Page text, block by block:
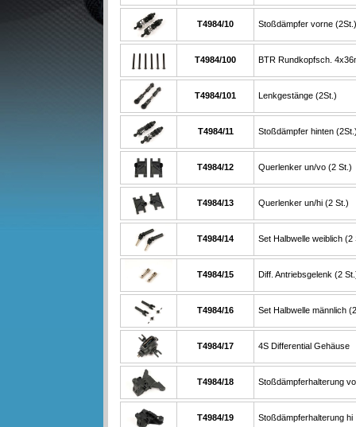
T4984/10 Stoßdämpfer vorne (2St.)
T4984/100 BTR Rundkopfsch.
T4984/101 Lenkgestänge (2St.)
T4984/11 Stoßdämpfer hinten
T4984/12 Querlenker un/vo (2 St.)
T4984/13 Querlenker un/hi (2 St.)
T4984/14 Set Halbwelle weiblich (2
T4984/15 Diff. Antriebsgelenk (2
T4984/16 Set Halbwelle männlich
T4984/17 4S Differential Gehäuse
T4984/18 Stoßdämpferhalterung vo
T4984/19 Stoßdämpferhalterung hi